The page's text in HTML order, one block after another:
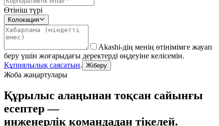
Өтініш түрі
Колокация
Akashi-дің менің өтінімімге жауап
беру үшін жоғарыдағы деректерді өңдеуіне келісемін.
Құпиялылық саясатын. Жіберу
Жоба жаңартулары
Құрылыс алаңынан тоқсан сайынғы
есептер —
инженерлік командадан тікелей.